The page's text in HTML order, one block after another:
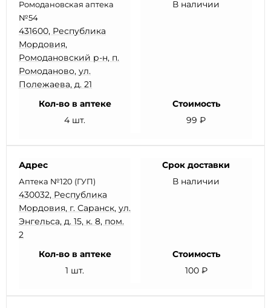
Ромодановская аптека
№54
431600, Республика
Мордовия,
Ромодановский р-н, п.
Ромоданово, ул.
Полежаева, д. 21
В наличии
Кол-во в аптеке
4 шт.
Стоимость
99 ₽
Адрес
Аптека №120 (ГУП)
430032, Республика
Мордовия, г. Саранск, ул.
Энгельса, д. 15, к. 8, пом.
2
Срок доставки
В наличии
Кол-во в аптеке
1 шт.
Стоимость
100 ₽